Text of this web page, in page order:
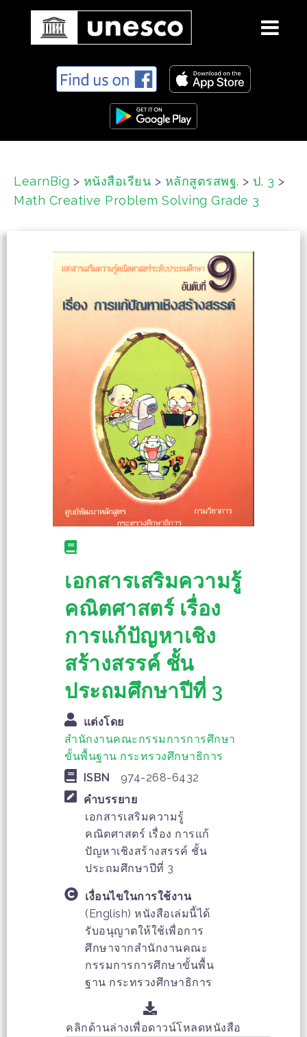
e
LearnBig > หนังสือเรียน > หลักสูตรสพฐ. > ป. 3 >
Math Creative Problem Solving Grade 3
เอกสารเสริมความรู้
คณิตศาสตร์ เรื่อง
การแก้ปัญหาเชิง
สร้างสรรค์ ชั้น
ประถมศึกษาปีที่ 3
แต่งโดย
สำนักงานคณะกรรมการการศึกษา
ขั้นพื้นฐาน กระทรวงศึกษาธิการ
ISBN
974-268-6432
คำบรรยาย
เอกสารเสริมความรู้
คณิตศาสตร์ เรื่อง การแก้
ปัญหาเชิงสร้างสรรค์ ชั้น
ประถมศึกษาปีที่ 3
เงื่อนไขในการใช้งาน
(English) หนังสือเล่มนี้ได้
รับอนุญาตให้ใช้เพื่อการ
ศึกษาจากสำนักงานคณะ
กรรมการการศึกษาขั้นพื้น
ฐาน กระทรวงศึกษาธิการ
คลิกด้านล่างเพื่อดาวน์โหลดหนังสือ